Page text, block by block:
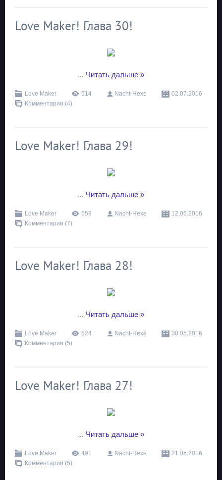
Love Maker! Глава 30!
... Читать дальше »
Love Maker 514 Nacht-Hexe
02.07.2016
Комментарии (4)
Love Maker! Глава 29!
... Читать дальше »
Love Maker 559 Nacht-Hexe
12.06.2016
Комментарии (7)
Love Maker! Глава 28!
... Читать дальше »
Love Maker 524 Nacht-Hexe
30.05.2016
Комментарии (5)
Love Maker! Глава 27!
... Читать дальше »
Love Maker 491 Nacht-Hexe
21.05.2016
Комментарии (5)